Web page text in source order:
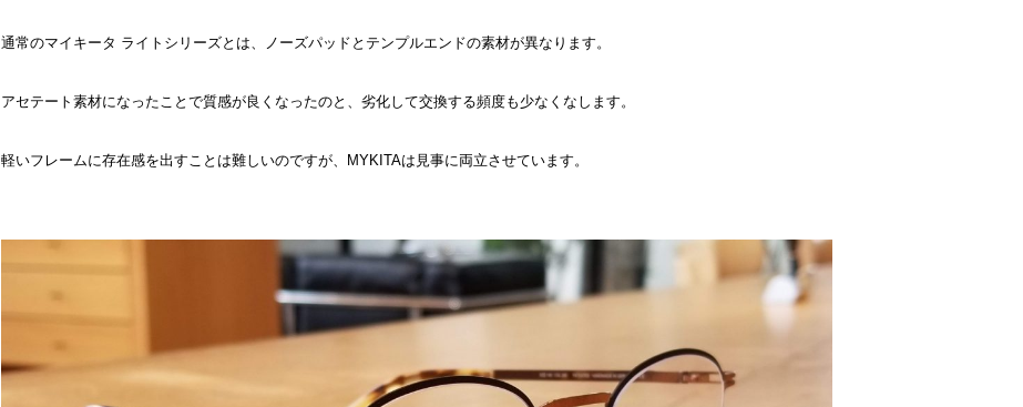
通常のマイキータ ライトシリーズとは、ノーズパッドとテンプルエンドの素材が異なります。
アセテート素材になったことで質感が良くなったのと、劣化して交換する頻度も少なくなします。
軽いフレームに存在感を出すことは難しいのですが、MYKITAは見事に両立させています。